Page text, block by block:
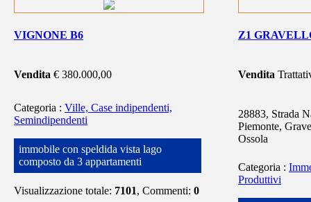
VIGNONE B6
Vendita € 380.000,00
Categoria : Ville, Case indipendenti,
Semindipendenti
immobile con speldida vista lago
composto da 3 appartamenti
Visualizzazione totale: 7101, Commenti: 0
Z1
Vendita
28883, Strada
Piemonte,
Ossola
Categoria :
Produttivi